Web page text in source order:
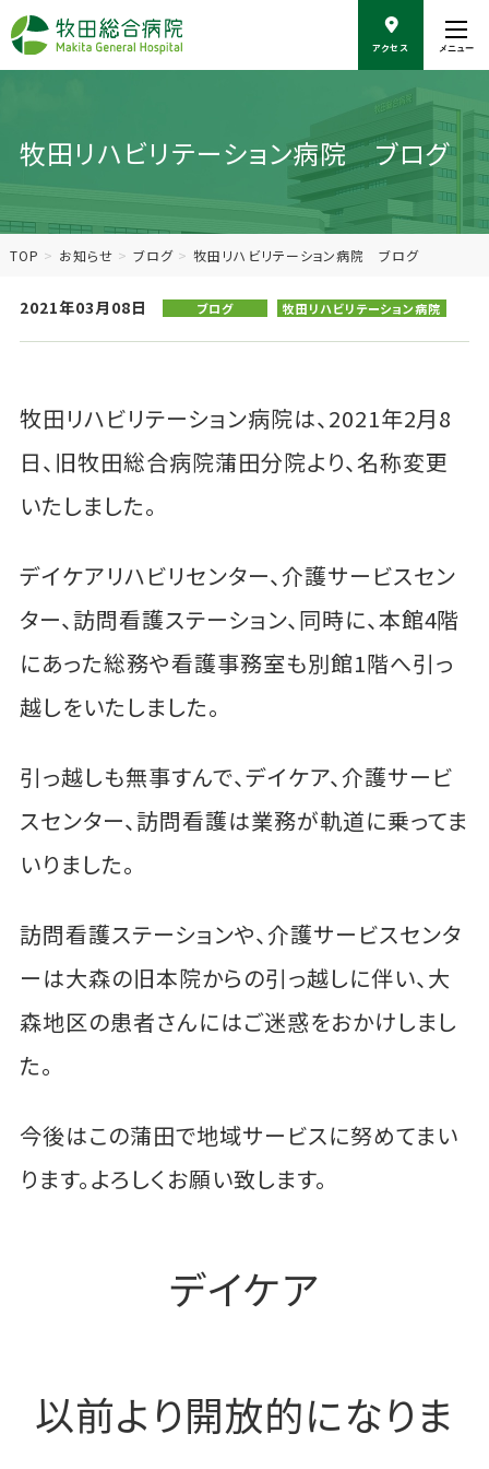
本
文
動
アクセス メニュー
牧田リハビリテーション病院 ブログ
TOP お知らせ ブログ 牧田リハビリテーション病院 ブログ
2021年03月08日 ブログ 牧田リハビリテーション病院
牧田リハビリテーション病院は、2021年2月8
日、旧牧田総合病院蒲田分院より、名称変更
いたしました。
デイケアリハビリセンター、介護サービスセン
ター、訪問看護ステーション、同時に、本館4階
にあった総務や看護事務室も別館1階へ引っ
越しをいたしました。
引っ越しも無事すんで、デイケア、介護サービ
スセンター、訪問看護は業務が軌道に乗ってま
いりました。
訪問看護ステーションや、介護サービスセンタ
ーは大森の旧本院からの引っ越しに伴い、大
森地区の患者さんにはご迷惑をおかけしまし
た。
今後はこの蒲田で地域サービスに努めてまい
ります。よろしくお願い致します。
デイケア
以前より開放的になりま